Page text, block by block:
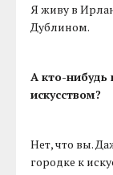
Я живу в
Дублином.
А кто-нибудь
искусством?
Нет, что вы.
городке к